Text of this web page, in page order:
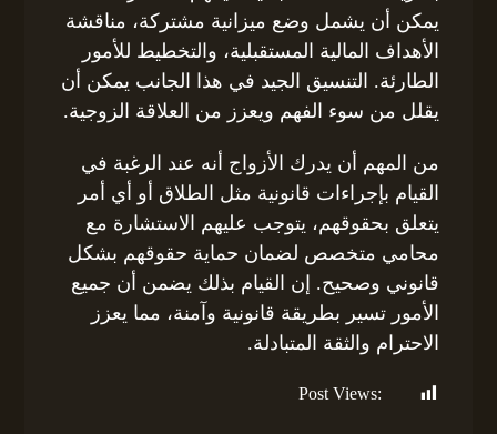
يمكن أن يشمل وضع ميزانية مشتركة، مناقشة
الأهداف المالية المستقبلية، والتخطيط للأمور
الطارئة. التنسيق الجيد في هذا الجانب يمكن أن
يقلل من سوء الفهم ويعزز من العلاقة الزوجية.
من المهم أن يدرك الأزواج أنه عند الرغبة في
القيام بإجراءات قانونية مثل الطلاق أو أي أمر
يتعلق بحقوقهم، يتوجب عليهم الاستشارة مع
محامي متخصص لضمان حماية حقوقهم بشكل
قانوني وصحيح. إن القيام بذلك يضمن أن جميع
الأمور تسير بطريقة قانونية وآمنة، مما يعزز
الاحترام والثقة المتبادلة.
Post Views: